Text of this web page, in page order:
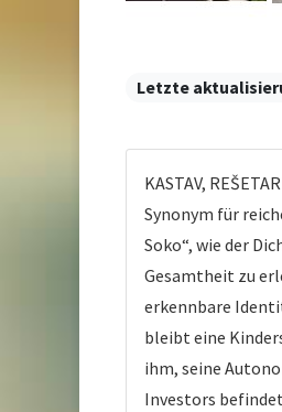
Letzte
KASTAV,
Synonym für
Soko“, wie der
Gesamtheit zu
erkennbare
bleibt eine
ihm, seine
Investors